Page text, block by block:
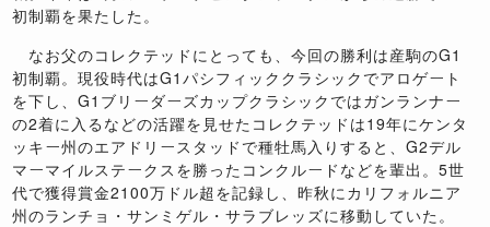
初制覇を果たした。
なお父のコレクテッドにとっても、今回の勝利は産駒のG1
初制覇。現役時代はG1パシフィッククラシックでアロゲート
を下し、G1 ブリーダーズカップクラシックではガンランナー
の2着に入るなどの活躍を見せたコレクテッドは19年にケンタ
ッキー州のエアドリースタッドで種牡馬入りすると、G2デル
マーマイルステークスを勝ったコンクルードなどを輩出。5世
代で獲得賞金2100万ドル超を記録し、昨秋にカリフォルニア
州のランチョ・サンミゲル・サラブレッズに移動していた。